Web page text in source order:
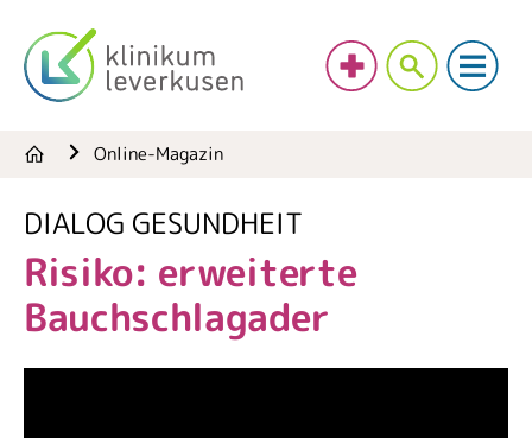
Online-Magazin
DIALOG GESUNDHEIT
Risiko: erweiterte
Bauchschlagader